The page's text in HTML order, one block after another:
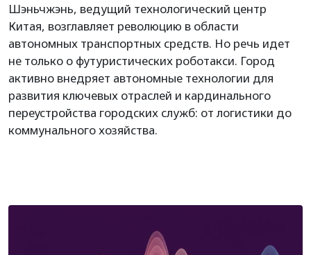
Шэньчжэнь, ведущий технологический центр
Китая, возглавляет революцию в области
автономных транспортных средств. Но речь идет
не только о футуристических роботакси. Город
активно внедряет автономные технологии для
развития ключевых отраслей и кардинального
переустройства городских служб: от логистики до
коммунального хозяйства.